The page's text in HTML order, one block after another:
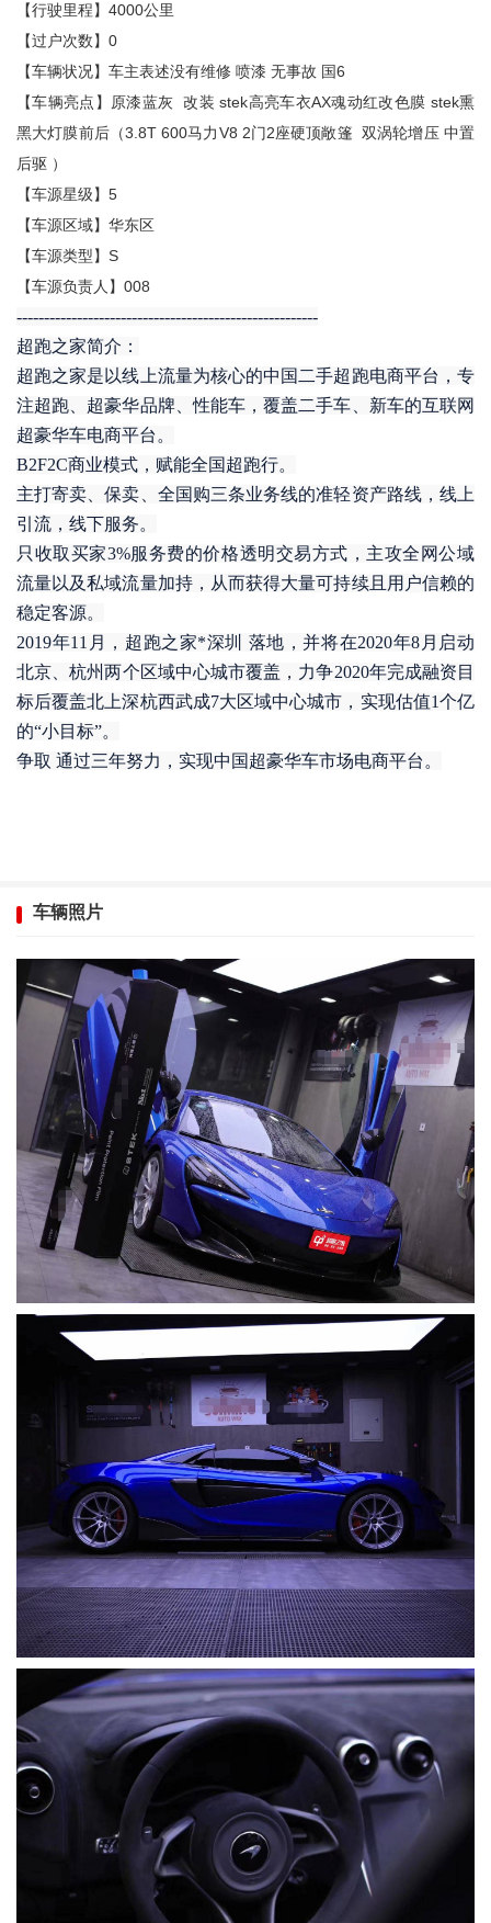
【行驶里程】 4000公里
【过户次数】 0
【车辆状况】车主表述没有维修 喷漆 无事故 国 6
【车辆亮点】原漆蓝灰 改装 stek高亮车衣AX魂动红改色膜 stek熏
黑大灯膜前后（3.8T 600马力V8 2门2座硬顶敞篷 双涡轮增压 中置
后驱 ）
【车源星级】 5
【车源区域】华东区
【车源类型】 S
【车源负责人】 008
-------------------------------------------------------
超跑之家简介：
超跑之家是以线上流量为核心的中国二手超跑电商平台，专
注超跑、超豪华品牌、性能车，覆盖二手车、新车的互联网
超豪华车电商平台。
B2F2C商业模式，赋能全国超跑行。
主打寄卖、保卖、全国购三条业务线的准轻资产路线，线上
引流，线下服务。
只收取买家3%服务费的价格透明交易方式，主攻全网公域
流量以及私域流量加持，从而获得大量可持续且用户信赖的
稳定客源。
2019年11月，超跑之家*深圳 落地，并将在2020年8月启动
北京、杭州两个区域中心城市覆盖，力争2020年完成融资目
标后覆盖北上深杭西武成7大区域中心城市，实现估值1个亿
的“小目标”。
争取 通过三年努力，实现中国超豪华车市场电商平台。
车辆照片